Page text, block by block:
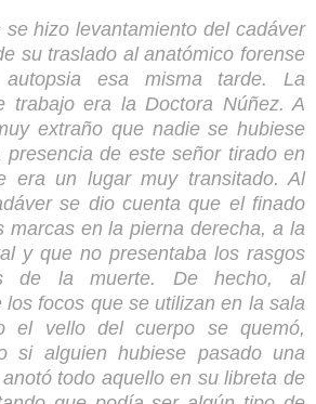
se hizo levantamiento del cadáver
su traslado al anatómico forense
esa misma tarde. La
trabajo era la Doctora Núñez. A
extraño que nadie se hubiese
de este señor tirado en
era un lugar muy transitado. Al
se dio cuenta que el finado
marcas en la pierna derecha, a la
y que no presentaba los rasgos
de la muerte. De hecho, al
focos que se utilizan en la sala
el vello del cuerpo se quemó,
si alguien hubiese pasado una
todo aquello en su libreta de